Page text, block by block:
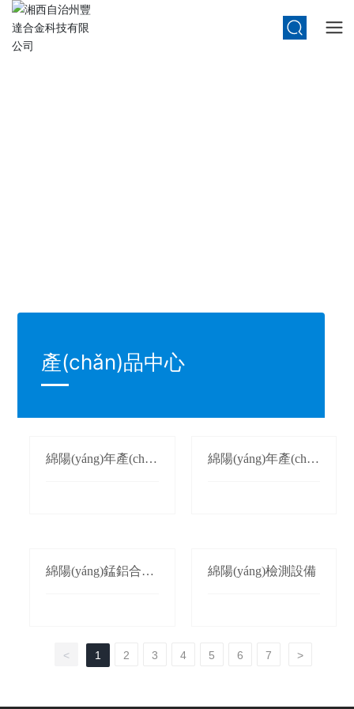
產(chǎn)品中心
綿陽(yáng)年產(chǎ
綿陽(yáng)年產(chǎ
綿陽(yáng)錳鋁合金
綿陽(yáng)檢測設備
< 1 2 3 4 5 6 7 >